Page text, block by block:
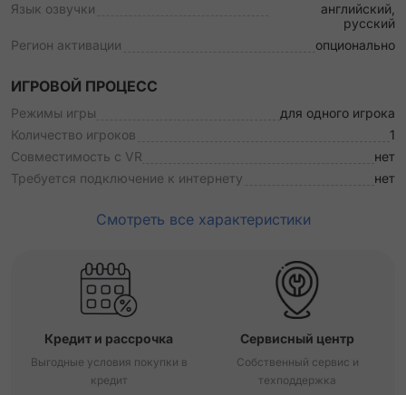
Язык озвучки
английский,
русский
Регион активации
опционально
ИГРОВОЙ ПРОЦЕСС
Режимы игры
для одного игрока
Количество игроков
1
Совместимость с VR
нет
Требуется подключение к интернету
нет
Смотреть все характеристики
Кредит и рассрочка
Выгодные условия покупки в
кредит
Сервисный центр
Собственный сервис и
техподдержка